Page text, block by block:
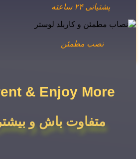
پشتیانی ۲۴ ساعته
نصب مطمئن
& Enjoy More​
متفاوت باش و بیشتر